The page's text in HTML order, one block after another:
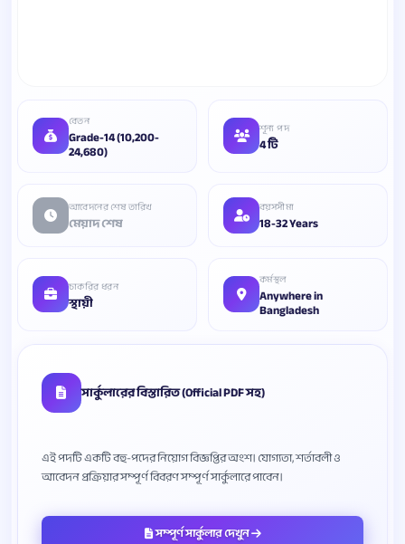
বেতন
Grade-14 (10,200-
24,680)
শূন্য পদ
4 টি
আবেদনের শেষ তারিখ
মেয়াদ শেষ
বয়সসীমা
18-32 Years
চাকরির ধরন
স্থায়ী
কর্মস্থল
Anywhere in
Bangladesh
সার্কুলারের বিস্তারিত (Official PDF সহ)
এই পদটি একটি বহু-পদের নিয়োগ বিজ্ঞপ্তির অংশ। যোগ্যতা, শর্তাবলী ও
সম্পূর্ণ সার্কুলার দেখুন